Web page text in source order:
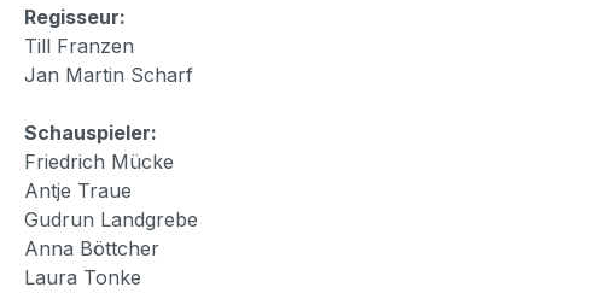
Regisseur:
Till Franzen
Jan Martin Scharf
Schauspieler:
Friedrich Mücke
Antje Traue
Gudrun Landgrebe
Anna Böttcher
Laura Tonke